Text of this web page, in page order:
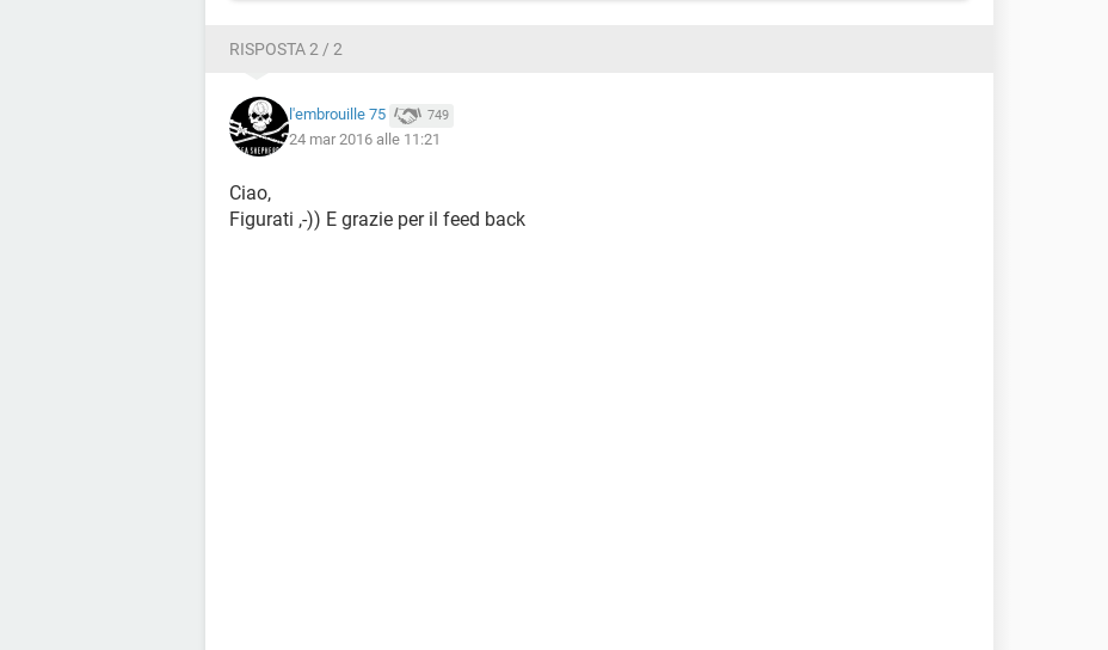
RISPOSTA 2 / 2
l'embrouille 75 749
24 mar 2016 alle 11:21
Ciao,
Figurati ,-)) E grazie per il feed back